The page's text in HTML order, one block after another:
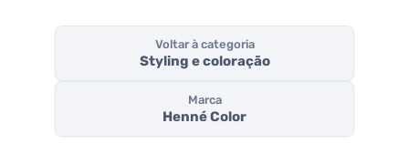
Voltar à categoria
Styling e coloração
Marca
Henné Color